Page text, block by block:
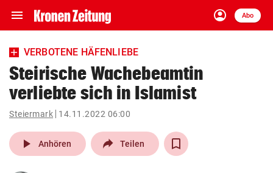
menu Navigation
ein-/ausklappen
account_circle
Anmelden
Abo
close Schließen
account_circle Anmelden
arrow_right
pin_drop
Wien arrow_right
VERBOTENE HÄFENLIEBE
Steirische Wachebeamtin
verliebte sich in Islamist
Steiermark 14.11.2022 06:00
play_arrow Anhören Teilen